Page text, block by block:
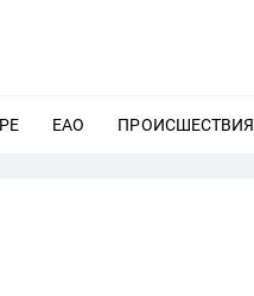
ЕЩЕ
ЕАО ЕЩЕ
ПРОИСШЕСТВИЯ